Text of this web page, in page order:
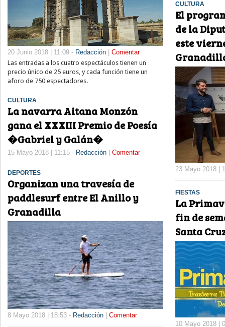
20 Junio 2018 | 11:09 - Redacción
Comentar
Las entradas a los cuatro espectáculos tienen un
precio único de 25 euros, y cada función tiene un
aforo de 750 espectadores.
CULTURA
La navarra Aitana Monzón
gana el XXXIII Premio de Poesía
�Gabriel y Galán�
15 Mayo 2018 | 11:15 - Redacción | Comentar
DEPORTES
Organizan una travesía de
paddlesurf entre El Anillo y
Granadilla
8 Mayo 2018 | 18:53 - Redacción | Comentar
CULTURA
El
de la
este
23 Mayo 2018 |
FIESTAS
La
fin de
Santa
10 Mayo 2018 |